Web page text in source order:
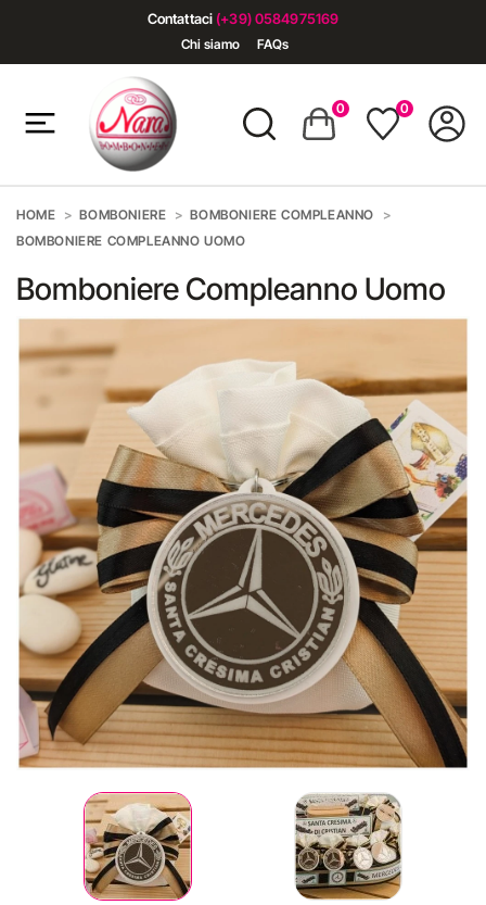
Contattaci (+39) 0584975169
Chi siamo FAQs
0 0
HOME BOMBONIERE
BOMBONIERE COMPLEANNO
BOMBONIERE COMPLEANNO UOMO
Bomboniere Compleanno Uomo